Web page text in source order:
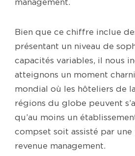
management.
Bien que ce chiffre inclue
présentant un niveau de
capacités variables, il nous
atteignons un moment
mondial où les hôteliers de
régions du globe peuvent
qu’au moins un
compset soit assisté par
revenue management.